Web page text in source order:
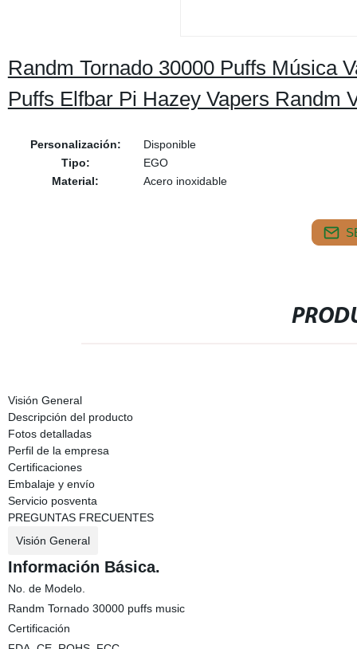
Randm Tornado 30000 Puffs Música
Puffs Elfbar Pi Hazey Vapers Randm
Personalización:
Disponible
Tipo:
EGO
Material:
Acero inoxidable
Visión General
Descripción del producto
Fotos detalladas
Perfil de la empresa
Certificaciones
Embalaje y envío
Servicio posventa
PREGUNTAS FRECUENTES
Visión General
Información Básica.
No. de Modelo.
Randm Tornado 30000 puffs music
Certificación